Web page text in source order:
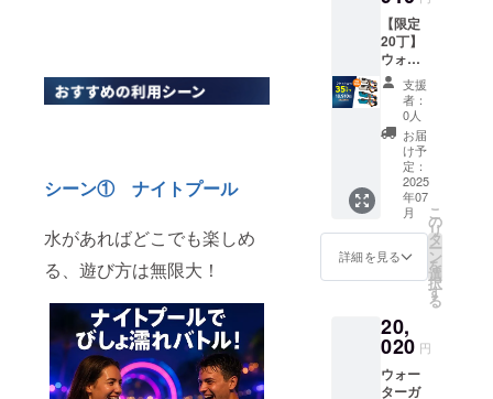
シーン① ナイトプール
水があればどこでも楽しめ
る、遊び方は無限大！
ます。
※デザイ
ン・仕
様は変
更にな
る可能
性もご
ざいま
す。ご
了承く
ださ
い。 ※
ご注文
状況、
材の供
給状
上の都
合等に
より出
荷時期
税込・
送料込
です。
※皆様の
ご支援
購入に
より量
産効率
が向上
した場
合、正
規販売
価格が
定価格
より下
ござい
ます。
※デザイ
ン・仕
30分 ●
材質：
ABS樹
脂 ●サ
イズ：
43×17.5
×6.5cm
●重さ：
0.8kg（
水無し
の場
合） ●
水鉄砲
中の容
量：
送料込
です。
ご支援
品詳
細】 ●
対象年
齢：8歳
以上 ●
発射距
離：最
大8～
10m ●
バッテ
リー：
7.4V リ
チウム
電池
フル充
リーの
持続時
間：連
続使用
【限定
20丁】
ウォー
ターガ
ン4丁
【超早
割
35％OF
F】 一
般販売
価格：
29,000
円
⇒18,91
0円
（10,09
OFF！
） 【商
品詳
細】 ●
対象年
支援
者：
0人
お届
け予
定：
2025
年07
月
詳細を見る
こ
の
リ
タ
ー
ン
を
選
択
す
る
20,
020 円
ウォー
ターガ